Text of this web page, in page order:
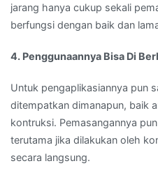
jarang hanya cukup sekali
berfungsi dengan baik dan
4. Penggunaannya Bisa Di
Untuk pengaplikasiannya pun
ditempatkan dimanapun, baik
kontruksi. Pemasangannya
terutama jika dilakukan oleh
secara langsung.